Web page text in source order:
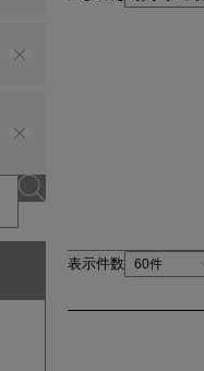
表示件数